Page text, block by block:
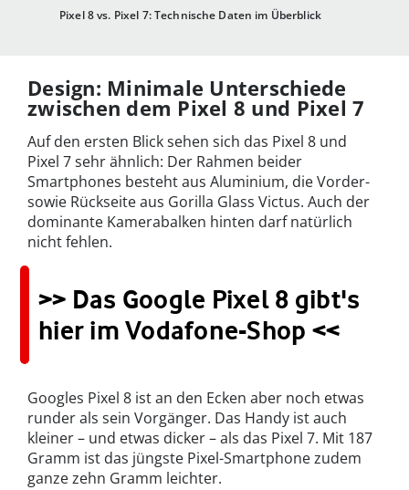
Pixel 8 vs. Pixel 7: Technische Daten im Überblick
Design: Minimale Unterschiede
zwischen dem Pixel 8 und Pixel 7
Auf den ersten Blick sehen sich das Pixel 8 und
Pixel 7 sehr ähnlich: Der Rahmen beider
Smartphones besteht aus Aluminium, die Vorder-
sowie Rückseite aus Gorilla Glass Victus. Auch der
dominante Kamerabalken hinten darf natürlich
nicht fehlen.
>> Das Google Pixel 8 gibt's
hier im Vodafone-Shop <<
Googles Pixel 8 ist an den Ecken aber noch etwas
runder als sein Vorgänger. Das Handy ist auch
kleiner – und etwas dicker – als das Pixel 7. Mit 187
Gramm ist das jüngste Pixel-Smartphone zudem
ganze zehn Gramm leichter.